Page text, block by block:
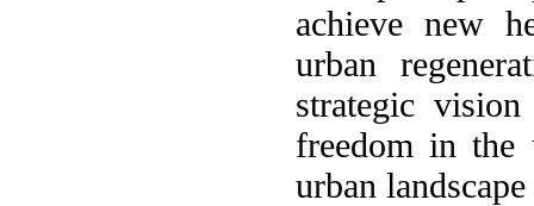
achieve new
urban
strategic
freedom in the
urban